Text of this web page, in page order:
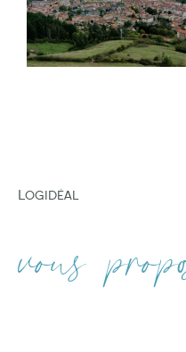
gestion locative
Nous mettons
Si vous recherchez à
SUR-TURDINE. vous
Logidéal
vous